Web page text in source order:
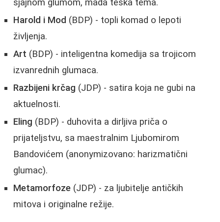
sjajnom glumom, mada teška tema.
Harold i Mod (BDP) - topli komad o lepoti
življenja.
Art (BDP) - inteligentna komedija sa trojicom
izvanrednih glumaca.
Razbijeni krčag (JDP) - satira koja ne gubi na
aktuelnosti.
Eling (BDP) - duhovita a dirljiva priča o
prijateljstvu, sa maestralnim Ljubomirom
Bandovićem (anonymizovano: harizmatični
glumac).
Metamorfoze (JDP) - za ljubitelje antičkih
mitova i originalne režije.